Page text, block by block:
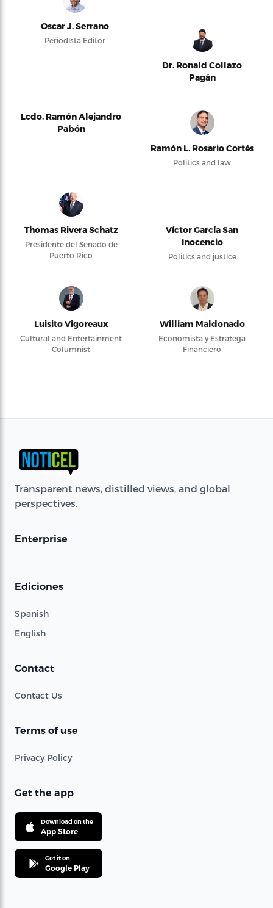
Oscar J. Serrano
Periodista Editor
Dr. Ronald Collazo
Pagán
Lcdo. Ramón Alejandro
Pabón
Ramón L. Rosario Cortés
Politics and law
Thomas Rivera Schatz
Presidente del Senado de
Puerto Rico
Víctor García San
Inocencio
Politics and justice
Luisito Vigoreaux
Cultural and Entertainment
Columnist
William Maldonado
Economista y Estratega
Financiero
Transparent news, distilled views, and global
perspectives.
Enterprise
Ediciones
Spanish
English
Contact
Contact Us
Terms of use
Privacy Policy
Get the app
Download on the
App Store
Get it on
Google Play